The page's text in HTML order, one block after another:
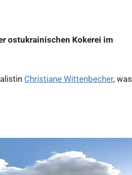
ostukrainischen Kokerei im
Christiane Wittenbecher, was